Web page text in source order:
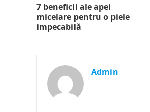
7 beneficii ale apei
micelare pentru o piele
impecabilă
Admin